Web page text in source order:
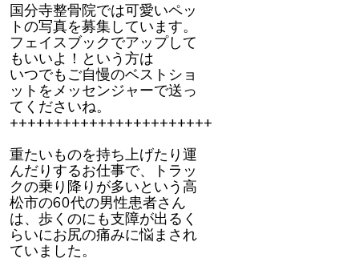
国分寺整骨院では可愛いペッ
トの写真を募集しています。
フェイスブックでアップして
もいいよ！という方は
いつでもご自慢のベストショ
ットをメッセンジャーで送っ
てくださいね。
+++++++++++++++++++++++
重たいものを持ち上げたり運
んだりするお仕事で、トラッ
クの乗り降りが多いという高
松市の60代の男性患者さん
は、歩くのにも支障が出るく
らいにお尻の痛みに悩まされ
ていました。